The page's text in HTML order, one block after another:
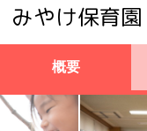
みやけ保育園
概要